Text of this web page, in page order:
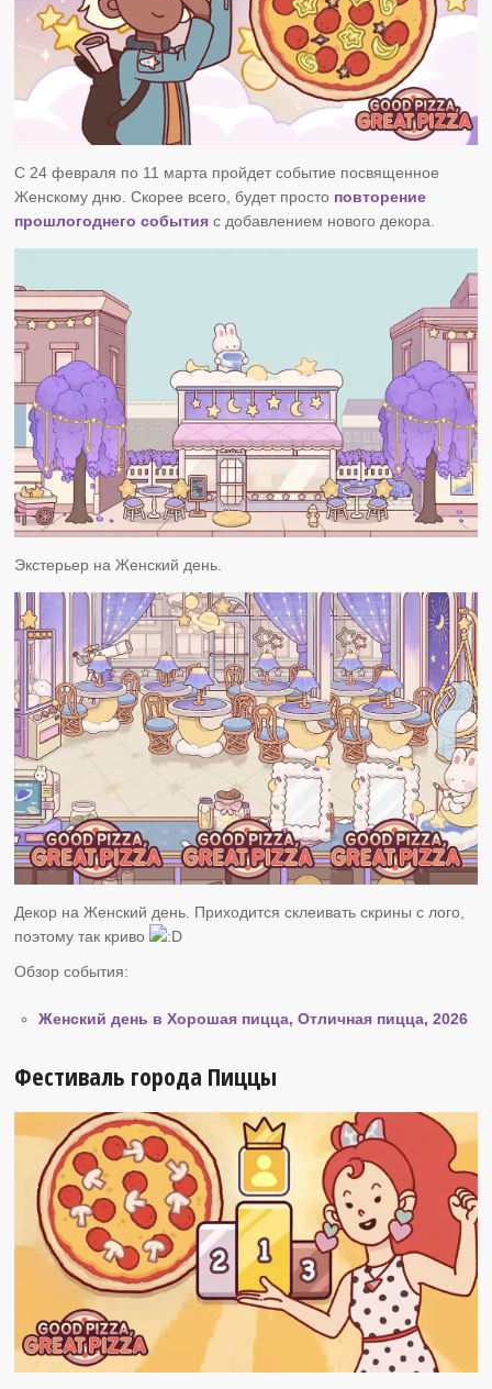
С 24 февраля по 11 марта пройдет событие посвященное
Женскому дню. Скорее всего, будет просто повторение
прошлогоднего события с добавлением нового декора.
Экстерьер на Женский день.
Декор на Женский день. Приходится склеивать скрины с лого,
поэтому так криво
Обзор события:
Женский день в Хорошая пицца, Отличная пицца, 2026
Фестиваль города Пиццы